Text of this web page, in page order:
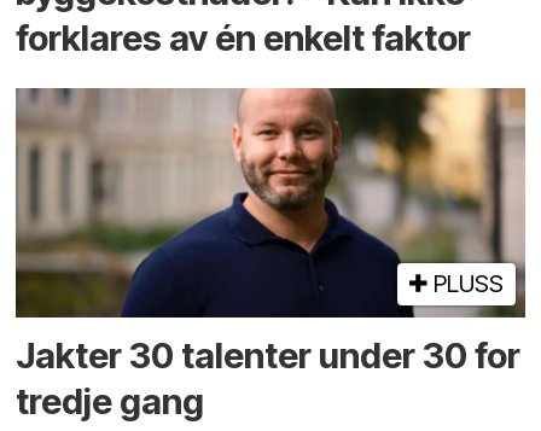
forklares av én enkelt faktor
PLUSS
Jakter 30 talenter under 30 for
tredje gang